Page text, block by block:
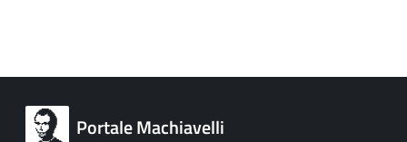
Portale Machiavelli